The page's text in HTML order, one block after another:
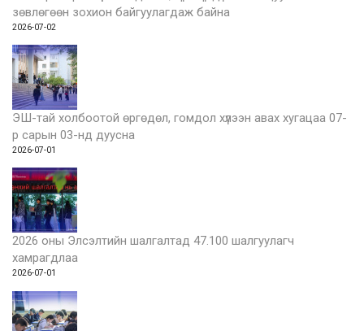
зөвлөгөөн зохион байгуулагдаж байна
2026-07-02
ЭШ-тай холбоотой өргөдөл, гомдол хүлээн авах хугацаа 07-
р сарын 03-нд дуусна
2026-07-01
2026 оны Элсэлтийн шалгалтад 47.100 шалгуулагч
хамрагдлаа
2026-07-01